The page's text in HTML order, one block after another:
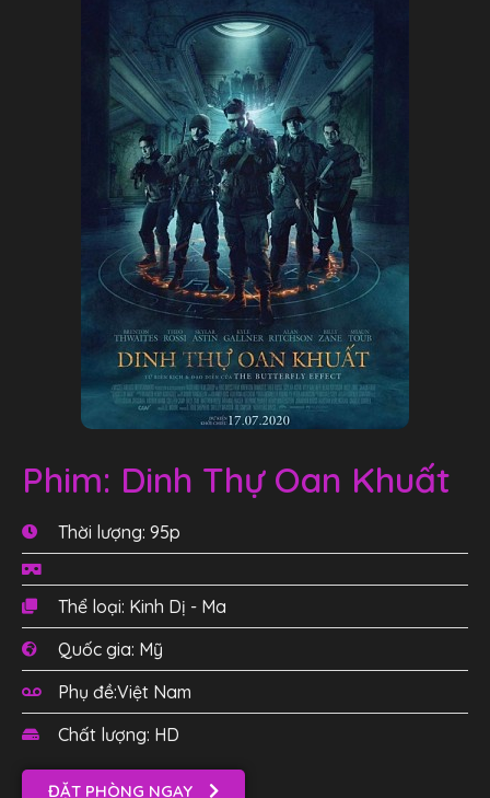
Phim: Dinh Thự Oan Khuất
Thời lượng: 95p
Thể loại: Kinh Dị - Ma
Quốc gia: Mỹ
Phụ đề:Việt Nam
Chất lượng: HD
ĐẶT PHÒNG NGAY